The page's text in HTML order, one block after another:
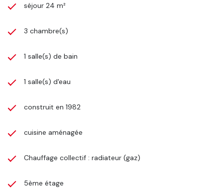
séjour 24 m²
3 chambre(s)
1 salle(s) de bain
1 salle(s) d'eau
construit en 1982
cuisine aménagée
Chauffage collectif : radiateur (gaz)
5ème étage